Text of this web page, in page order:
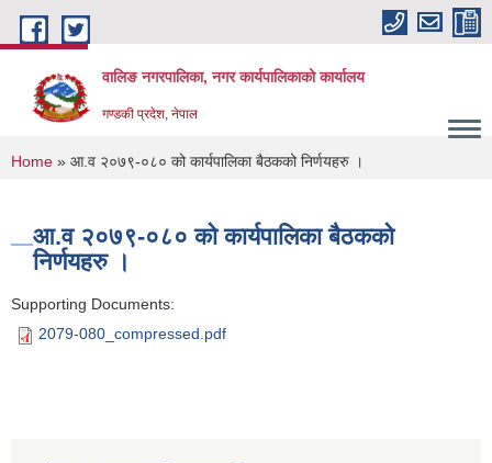
Skip to main content
वालिङ नगरपालिका, नगर कार्यपालिकाको कार्यालय
गण्डकी प्रदेश, नेपाल
You are here
Home » आ.व २०७९-०८० को कार्यपालिका बैठकको निर्णयहरु ।
आ.व २०७९-०८० को कार्यपालिका बैठकको
निर्णयहरु ।
Supporting Documents:
2079-080_compressed.pdf